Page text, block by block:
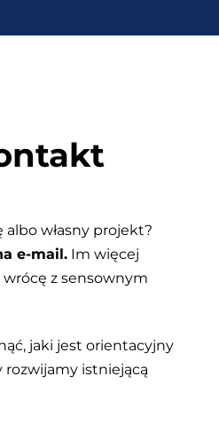
albo własny projekt?
e-mail. Im więcej
z sensownym
jaki jest orientacyjny
rozwijamy istniejącą